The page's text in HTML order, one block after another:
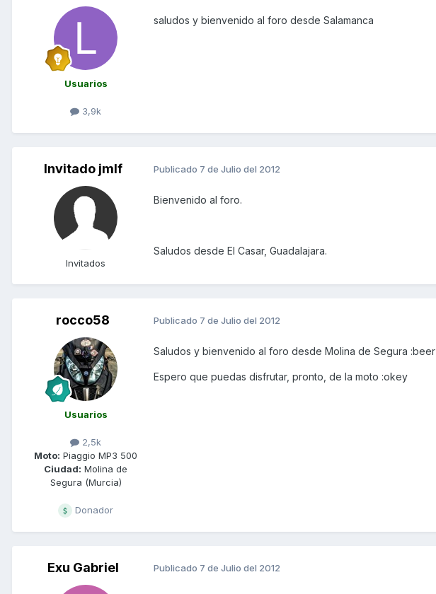
Usuarios
3,9k
saludos y bienvenido al foro desde Salamanca
Invitado jmlf
Invitados
Publicado 7 de Julio del 2012
Bienvenido al foro.
Saludos desde El Casar, Guadalajara.
rocco58
Usuarios
2,5k
Moto: Piaggio MP3 500
Ciudad: Molina de
Segura (Murcia)
Donador
Publicado 7 de Julio del 2012
Saludos y bienvenido al foro desde Molina de Segura :beer
Espero que puedas disfrutar, pronto, de la moto :okey
Exu Gabriel Publicado 7 de Julio del 2012